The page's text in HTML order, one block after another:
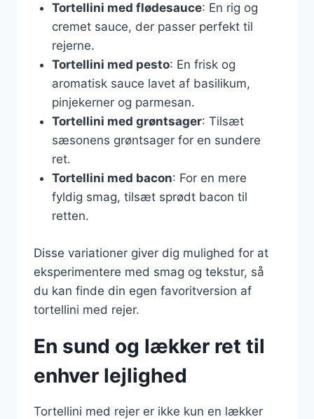
Tortellini med flødesauce: En rig og
cremet sauce, der passer perfekt til
rejerne.
Tortellini med pesto: En frisk og
aromatisk sauce lavet af basilikum,
pinjekerner og parmesan.
Tortellini med grøntsager: Tilsæt
sæsonens grøntsager for en sundere
ret.
Tortellini med bacon: For en mere
fyldig smag, tilsæt sprødt bacon til
retten.
Disse variationer giver dig mulighed for at
eksperimentere med smag og tekstur, så
du kan finde din egen favoritversion af
tortellini med rejer.
En sund og lækker ret til
enhver lejlighed
Tortellini med rejer er ikke kun en lækker